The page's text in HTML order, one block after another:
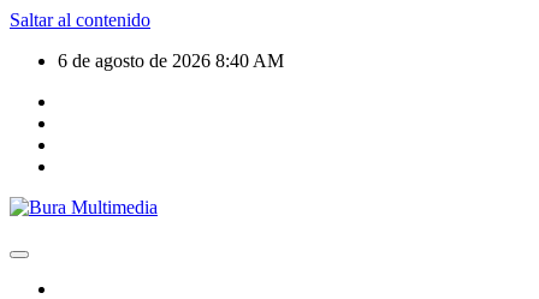
Saltar al contenido
6 de agosto de 2026 8:40 AM